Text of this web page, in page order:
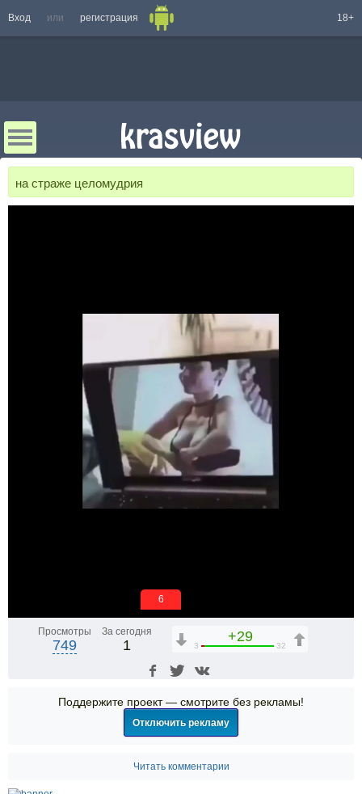
Вход или регистрация 18+
на страже целомудрия
6
Просмотры
749
За сегодня
1
+29
3 32
Поддержите проект — смотрите без рекламы!
Отключить рекламу
Читать комментарии